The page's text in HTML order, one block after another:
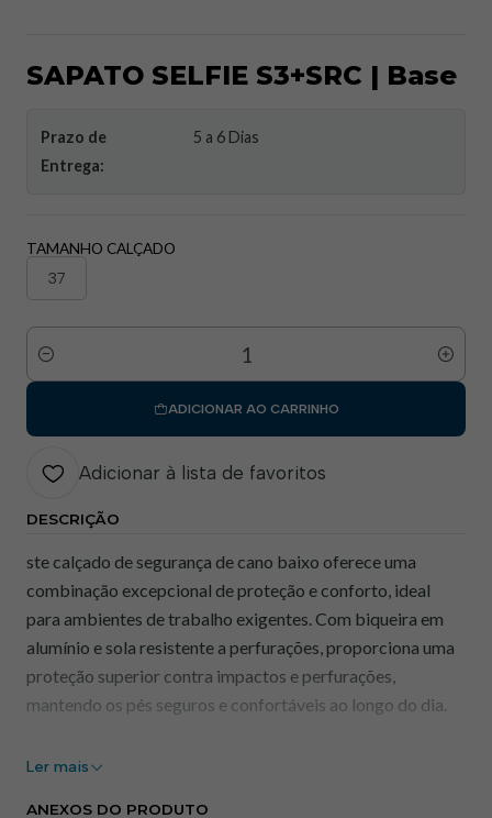
SAPATO SELFIE S3+SRC | Base
Prazo de
Entrega:
5 a 6 Dias
TAMANHO CALÇADO
37
Quantidade
ADICIONAR AO CARRINHO
Adicionar à lista de favoritos
DESCRIÇÃO
ste calçado de segurança de cano baixo oferece uma
combinação excepcional de proteção e conforto, ideal
para ambientes de trabalho exigentes. Com biqueira em
alumínio e sola resistente a perfurações, proporciona uma
proteção superior contra impactos e perfurações,
mantendo os pés seguros e confortáveis ao longo do dia.
Calçado Antiestático:
Ler mais
ANEXOS DO PRODUTO